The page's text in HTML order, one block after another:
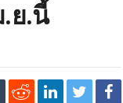
.ย.นี้